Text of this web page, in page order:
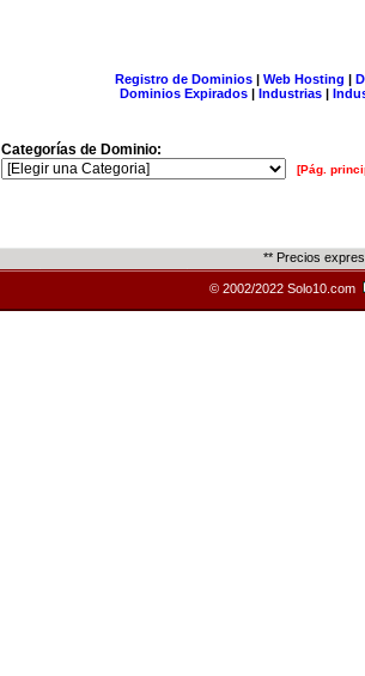
Registro de Dominios| Web Hosting |
Dominios Expirados | Industrias |
Categorías de Dominio:
[Pág.
** Precios
© 2002/2022 Solo10.com